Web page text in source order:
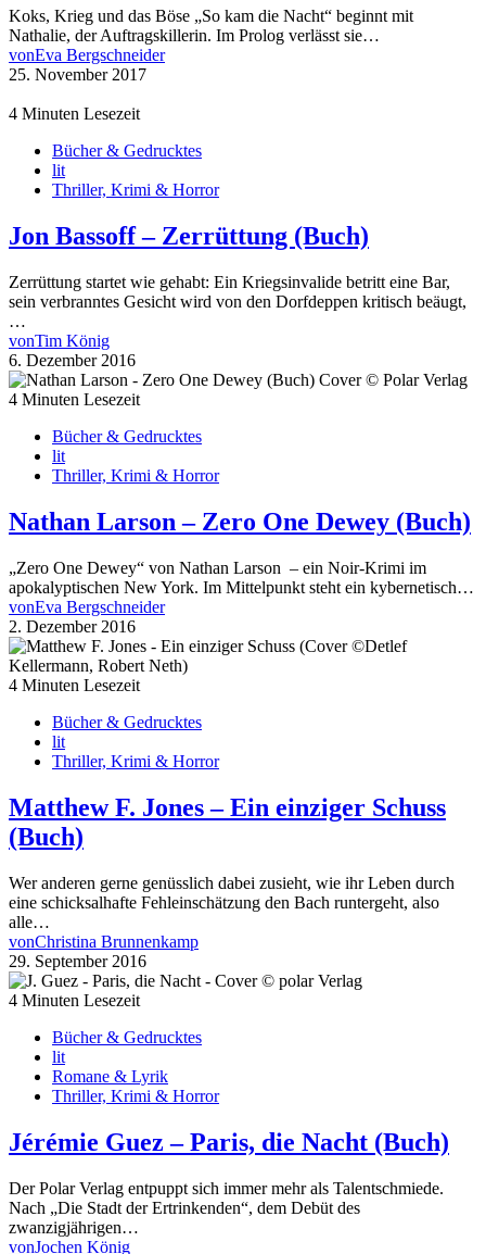
Koks, Krieg und das Böse „So kam die Nacht“ beginnt mit
Nathalie, der Auftragskillerin. Im Prolog verlässt sie…
vonEva Bergschneider
25. November 2017
4 Minuten Lesezeit
Bücher & Gedrucktes
lit
Thriller, Krimi & Horror
Jon Bassoff – Zerrüttung (Buch)
Zerrüttung startet wie gehabt: Ein Kriegsinvalide betritt eine Bar,
sein verbranntes Gesicht wird von den Dorfdeppen kritisch beäugt,
…
vonTim König
6. Dezember 2016
4 Minuten Lesezeit
Bücher & Gedrucktes
lit
Thriller, Krimi & Horror
Nathan Larson – Zero One Dewey (Buch)
„Zero One Dewey“ von Nathan Larson – ein Noir-Krimi im
apokalyptischen New York. Im Mittelpunkt steht ein kybernetisch…
vonEva Bergschneider
2. Dezember 2016
4 Minuten Lesezeit
Bücher & Gedrucktes
lit
Thriller, Krimi & Horror
Matthew F. Jones – Ein einziger Schuss
(Buch)
Wer anderen gerne genüsslich dabei zusieht, wie ihr Leben durch
eine schicksalhafte Fehleinschätzung den Bach runtergeht, also
alle…
vonChristina Brunnenkamp
29. September 2016
4 Minuten Lesezeit
Bücher & Gedrucktes
lit
Romane & Lyrik
Thriller, Krimi & Horror
Jérémie Guez – Paris, die Nacht (Buch)
Der Polar Verlag entpuppt sich immer mehr als Talentschmiede.
Nach „Die Stadt der Ertrinkenden“, dem Debüt des
zwanzigjährigen…
vonJochen König